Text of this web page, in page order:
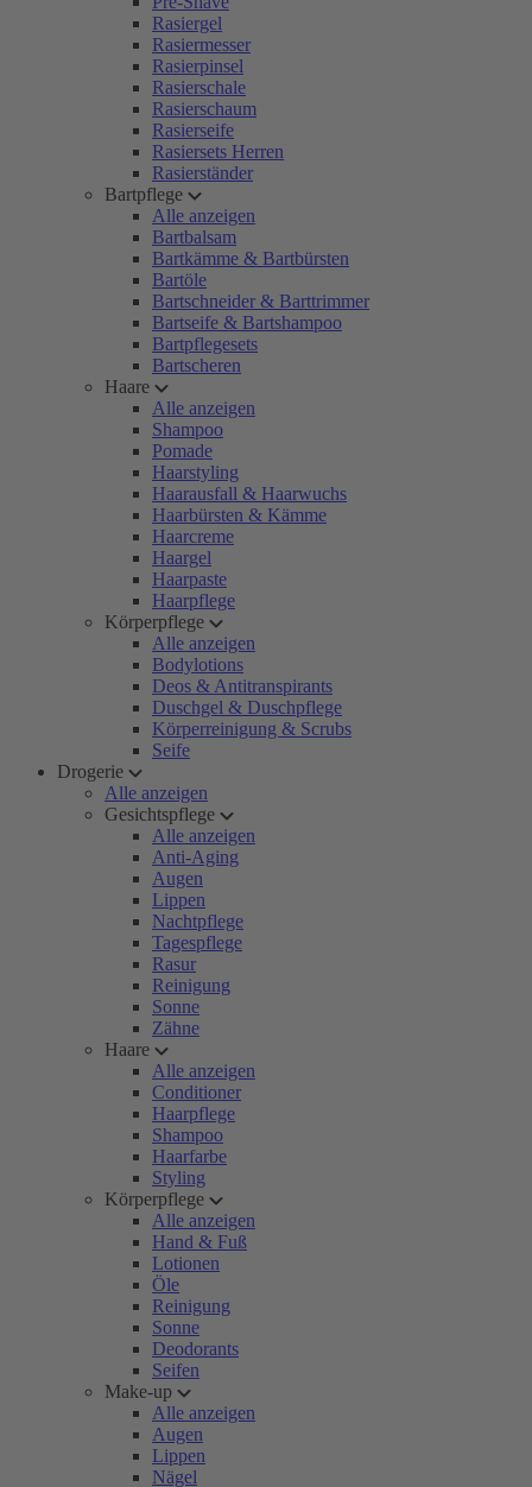
Rasiergel
Rasiermesser
Rasierpinsel
Rasierschale
Rasierschaum
Rasierseife
Rasiersets Herren
Rasierständer
Bartpflege
Alle anzeigen
Bartbalsam
Bartkämme & Bartbürsten
Bartöle
Bartschneider & Barttrimmer
Bartseife & Bartshampoo
Bartpflegesets
Bartscheren
Haare
Alle anzeigen
Shampoo
Pomade
Haarstyling
Haarausfall & Haarwuchs
Haarbürsten & Kämme
Haarcreme
Haargel
Haarpaste
Haarpflege
Körperpflege
Alle anzeigen
Bodylotions
Deos & Antitranspirants
Duschgel & Duschpflege
Körperreinigung & Scrubs
Seife
Drogerie
Alle anzeigen
Gesichtspflege
Alle anzeigen
Anti-Aging
Augen
Lippen
Nachtpflege
Tagespflege
Rasur
Reinigung
Sonne
Zähne
Haare
Alle anzeigen
Conditioner
Haarpflege
Shampoo
Haarfarbe
Styling
Körperpflege
Alle anzeigen
Hand & Fuß
Lotionen
Öle
Reinigung
Sonne
Deodorants
Seifen
Make-up
Alle anzeigen
Augen
Lippen
Nägel